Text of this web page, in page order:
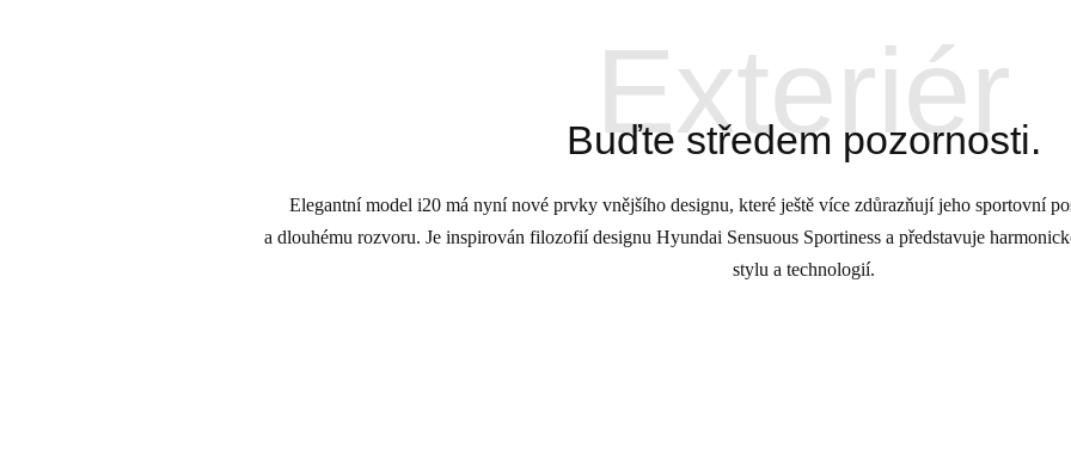
Exteriér
Buďte středem pozornosti.
Elegantní model i20 má nyní nové prvky vnějšího designu, které ještě více zdůrazňují jeho sportovní
a dlouhému rozvoru. Je inspirován filozofií designu Hyundai Sensuous Sportiness a představuje
stylu a technologií.